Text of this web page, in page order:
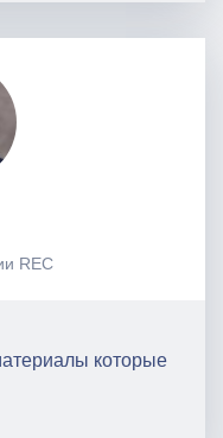
REC
которые